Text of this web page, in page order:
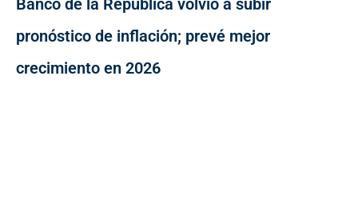
Banco de la República volvió a subir
pronóstico de inflación; prevé mejor
crecimiento en 2026